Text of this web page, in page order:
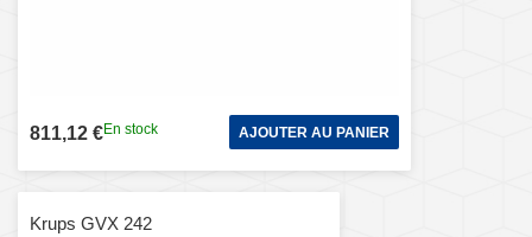
811,12 €En stock AJOUTER AU PANIER
Krups GVX 242